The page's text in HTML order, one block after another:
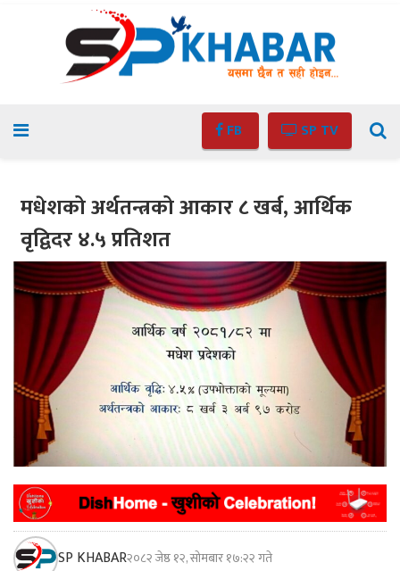
FB SP TV
मधेशको अर्थतन्त्रको आकार ८ खर्ब, आर्थिक
वृद्विदर ४.५ प्रतिशत
SP KHABAR२०८२ जेष्ठ १२, सोमबार १७:२२ गते